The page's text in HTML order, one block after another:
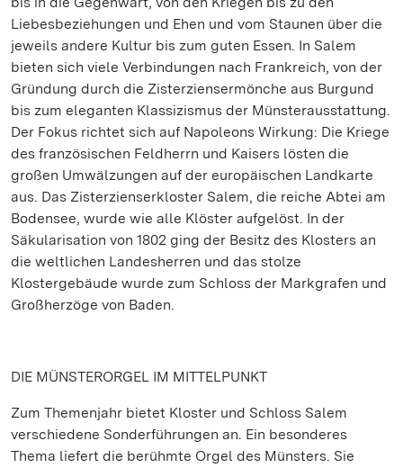
Liebesbeziehungen und Ehen und vom Staunen über die
jeweils andere Kultur bis zum guten Essen. In Salem
bieten sich viele Verbindungen nach Frankreich, von der
Gründung durch die Zisterziensermönche aus Burgund
bis zum eleganten Klassizismus der Münsterausstattung.
Der Fokus richtet sich auf Napoleons Wirkung: Die Kriege
des französischen Feldherrn und Kaisers lösten die
großen Umwälzungen auf der europäischen Landkarte
aus. Das Zisterzienserkloster Salem, die reiche Abtei am
Bodensee, wurde wie alle Klöster aufgelöst. In der
Säkularisation von 1802 ging der Besitz des Klosters an
die weltlichen Landesherren und das stolze
Klostergebäude wurde zum Schloss der Markgrafen und
Großherzöge von Baden.
DIE MÜNSTERORGEL IM MITTELPUNKT
Zum Themenjahr bietet Kloster und Schloss Salem
verschiedene Sonderführungen an. Ein besonderes
Thema liefert die berühmte Orgel des Münsters. Sie